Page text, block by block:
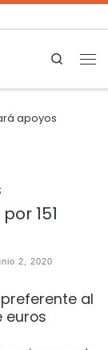
Search
apoyos
151
2, 2020
al
euros